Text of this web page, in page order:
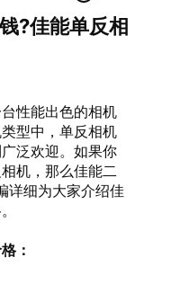
?佳能单反相
性能出色的相机
型中，单反相机
泛欢迎。如果你
机，那么佳能二
详细为大家介绍佳
：